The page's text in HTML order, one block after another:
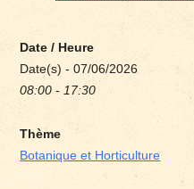
Date / Heure
Date(s) - 07/06/2026
08:00 - 17:30
Thème
Botanique et Horticulture